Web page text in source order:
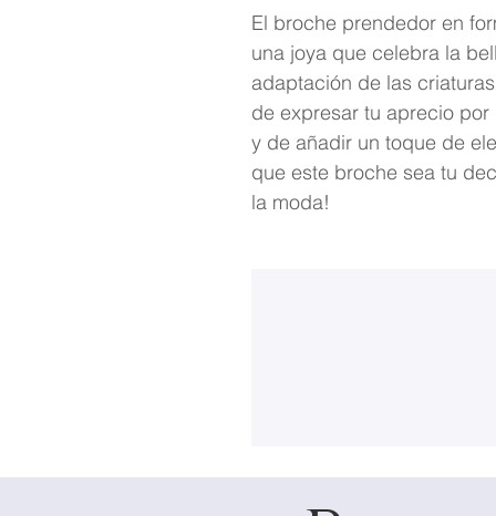
El broche prendedor en
una joya que celebra la
adaptación de las
de expresar tu aprecio
y de añadir un toque de
que este broche sea tu
la moda!